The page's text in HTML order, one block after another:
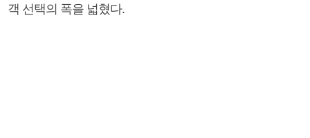
객 선택의 폭을 넓혔다.